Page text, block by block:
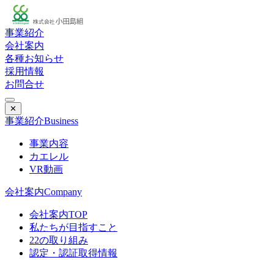
事業紹介
会社案内
各種お知らせ
採用情報
お問合せ
✕
事業紹介Business
事業内容
カエレル
VR動画
会社案内Company
会社案内TOP
私たちが目指すこと
22の取り組み
認定・認証取得情報